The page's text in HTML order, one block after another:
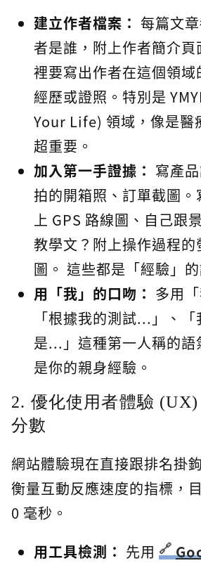
建立作者檔案： 每篇文
者是誰，附上作者簡介
裡要寫出作者在這個領
經歷或證照。特別是
Your Life) 領域，像是醫
超重要。
加入第一手證據： 寫產
拍的開箱照、訂單截圖
上 GPS 路線圖、自己跟
教學文？附上操作過程
圖。 這些都是「經驗」的
用「我」的口吻： 多用
「根據我的測試...」、
是...」這種第一人稱的語
是你的親身經驗。
2. 優化使用者體驗
分數
網站體驗現在直接跟排名掛
衡量互動反應速度的指標，
0 毫秒。
用工具檢測： 先用